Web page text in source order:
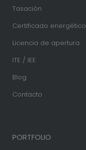
Tasación
Certificado energético
Licencia de apertura
ITE / IEE
Blog
Contacto
PORTFOLIO